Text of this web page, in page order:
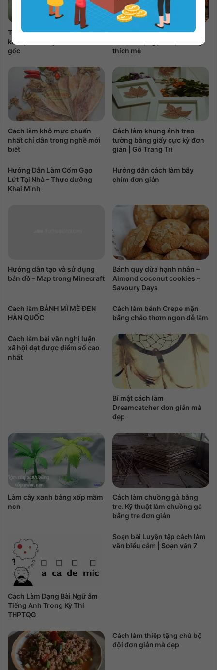
Thủ tục đăng ký lại khai sinh
khi bị mất Giấy khai sinh bản
gốc
Mách bạn cách làm kẹo kéo
thích mê
Cách làm khô mực chuẩn
nhất chỉ dân trong nghề mới
biết
Cách làm khung ảnh treo
tường bằng giấy cực kỳ đơn
giản | Gỗ Trang Trí
Hướng Dẫn Làm Cốm Gạo
Lứt Tại Nhà – Thực dưỡng
Khai Minh
Hướng dẫn cách làm bẫy
chim đơn giản
Hướng dẫn tạo và sử dụng
bản đồ – Map trong Minecraft
Bánh quy dừa hạnh nhân –
Almond coconut cookies –
Savoury Days
Cách làm BÁNH MÌ MÈ ĐEN
HÀN QUỐC
Cách làm bánh Crepe mặn
bằng chảo thơm ngon dễ làm
Cách làm bài văn nghị luận
xã hội đạt được điểm số cao
nhất
Bí mật cách làm
Dreamcatcher đơn giản mà
đẹp
Làm cây xanh bằng xốp mầm
non
Cách làm chuồng gà bằng
tre. Kỹ thuật làm chuồng gà
bằng tre đơn giản
Cách Làm Dạng Bài Ngữ âm
Tiếng Anh Trong Kỳ Thi
THPTQG
Soạn bài Luyện tập cách làm
văn biểu cảm | Soạn văn 7
Cách làm thiệp tặng chú bộ
đội đơn giản mà đẹp